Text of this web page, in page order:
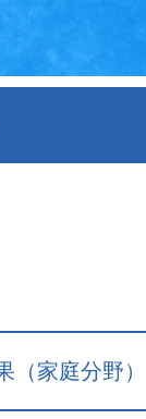
（家庭分野）